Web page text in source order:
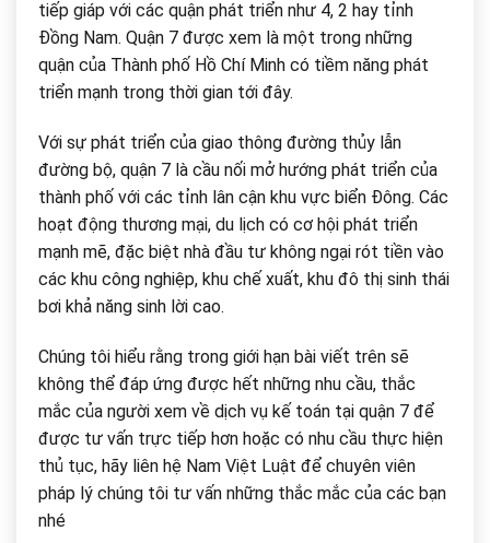
tiếp giáp với các quận phát triển như 4, 2 hay tỉnh
Đồng Nam. Quận 7 được xem là một trong những
quận của Thành phố Hồ Chí Minh có tiềm năng phát
triển mạnh trong thời gian tới đây.
Với sự phát triển của giao thông đường thủy lẫn
đường bộ, quận 7 là cầu nối mở hướng phát triển của
thành phố với các tỉnh lân cận khu vực biển Đông. Các
hoạt động thương mại, du lịch có cơ hội phát triển
mạnh mẽ, đặc biệt nhà đầu tư không ngại rót tiền vào
các khu công nghiệp, khu chế xuất, khu đô thị sinh thái
bơi khả năng sinh lời cao.
Chúng tôi hiểu rằng trong giới hạn bài viết trên sẽ
không thể đáp ứng được hết những nhu cầu, thắc
mắc của người xem về dịch vụ kế toán tại quận 7 để
được tư vấn trực tiếp hơn hoặc có nhu cầu thực hiện
thủ tục, hãy liên hệ Nam Việt Luật để chuyên viên
pháp lý chúng tôi tư vấn những thắc mắc của các bạn
nhé